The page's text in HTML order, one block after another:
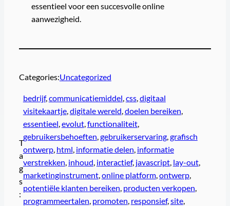
essentieel voor een succesvolle online
aanwezigheid.
Categories:Uncategorized
T
a
g
s
:
bedrijf, communicatiemiddel, css, digitaal
visitekaartje, digitale wereld, doelen bereiken,
essentieel, evolut, functionaliteit,
gebruikersbehoeften, gebruikerservaring, grafisch
ontwerp, html, informatie delen, informatie
verstrekken, inhoud, interactief, javascript, lay-out,
marketinginstrument, online platform, ontwerp,
potentiële klanten bereiken, producten verkopen,
programmeertalen, promoten, responsief, site,